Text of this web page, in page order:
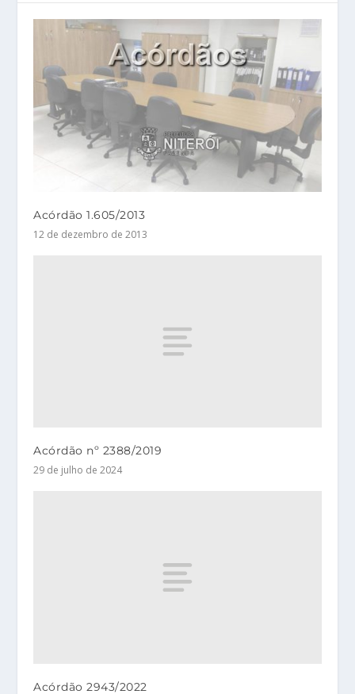
Acórdão 1.605/2013
12 de dezembro de 2013
Acórdão nº 2388/2019
29 de julho de 2024
Acórdão 2943/2022